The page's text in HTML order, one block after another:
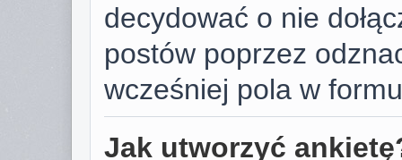
decydować o nie
postów poprzez
wcześniej pola w
Jak utworzyć